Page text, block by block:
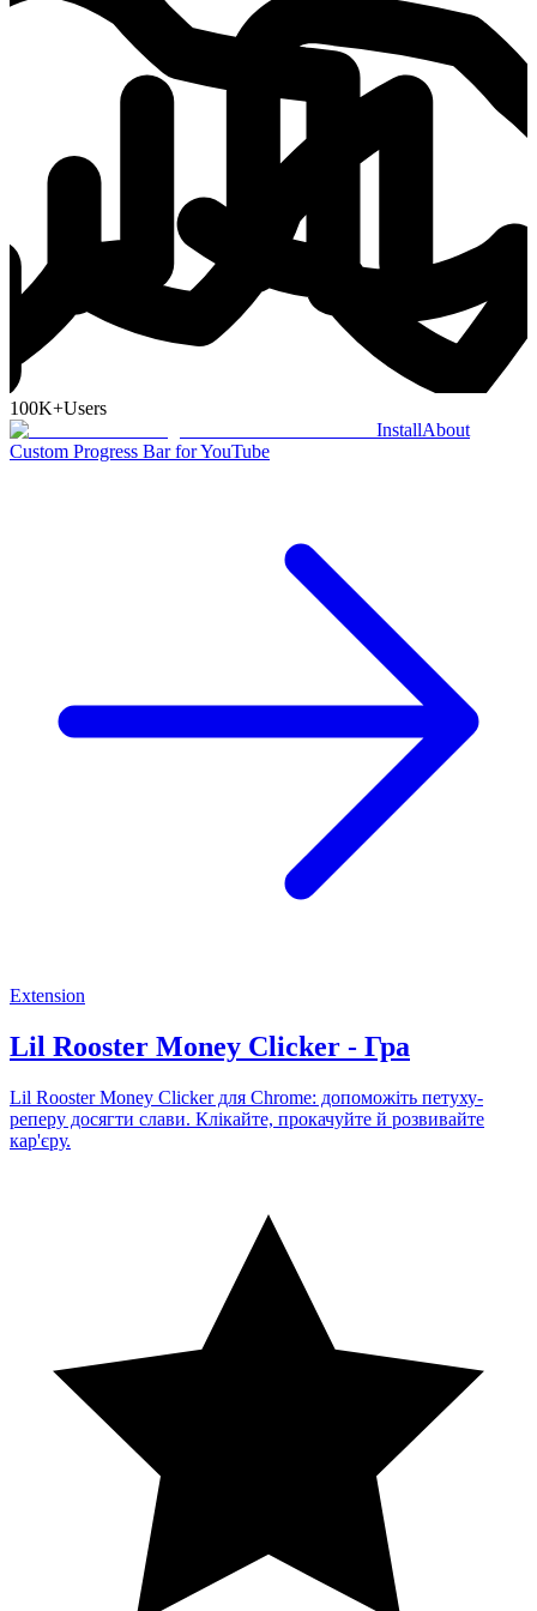
100K+Users
InstallAbout
Custom Progress Bar for YouTube
Extension
Lil Rooster Money Clicker - Гра
Lil Rooster Money Clicker для Chrome: допоможіть петуху-
реперу досягти слави. Клікайте, прокачуйте й розвивайте
кар'єру.